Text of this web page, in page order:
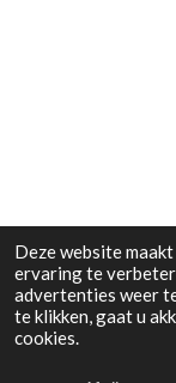
Deze website
ervaring te
advertenties weer
te klikken, gaat u
cookies.
© 2025 - 2026